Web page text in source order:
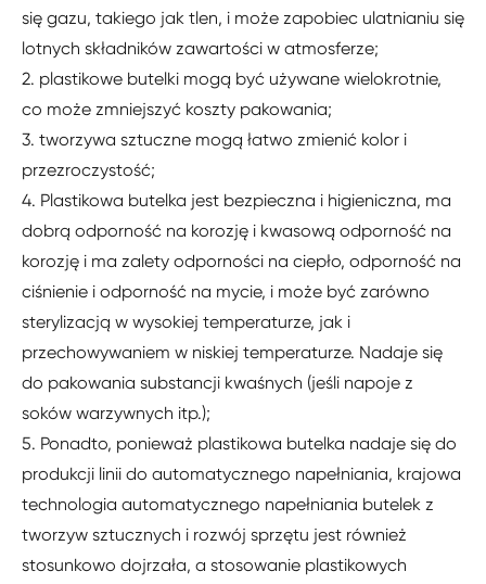
się gazu, takiego jak tlen, i może zapobiec ulatnianiu się
lotnych składników zawartości w atmosferze;
2. plastikowe butelki mogą być używane wielokrotnie,
co może zmniejszyć koszty pakowania;
3. tworzywa sztuczne mogą łatwo zmienić kolor i
przezroczystość;
4. Plastikowa butelka jest bezpieczna i higieniczna, ma
dobrą odporność na korozję i kwasową odporność na
korozję i ma zalety odporności na ciepło, odporność na
ciśnienie i odporność na mycie, i może być zarówno
sterylizacją w wysokiej temperaturze, jak i
przechowywaniem w niskiej temperaturze. Nadaje się
do pakowania substancji kwaśnych (jeśli napoje z
soków warzywnych itp.);
5. Ponadto, ponieważ plastikowa butelka nadaje się do
produkcji linii do automatycznego napełniania, krajowa
technologia automatycznego napełniania butelek z
tworzyw sztucznych i rozwój sprzętu jest również
stosunkowo dojrzała, a stosowanie plastikowych